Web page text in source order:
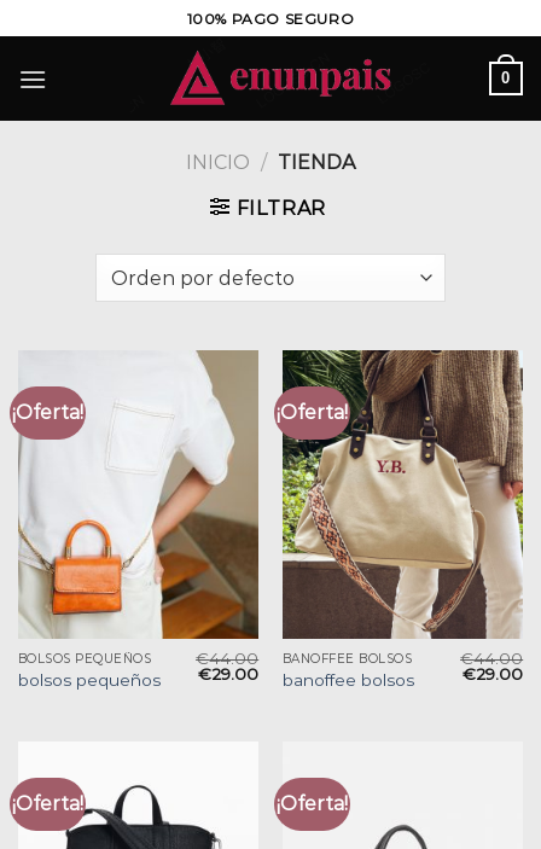
al
contenido
100% PAGO SEGURO
0
INICIO / TIENDA
FILTRAR
¡Oferta!
BOLSOS PEQUEÑOS
bolsos pequeños
€44.00
€29.00
¡Oferta!
BANOFFEE BOLSOS
banoffee bolsos
€44.00
€29.00
¡Oferta! ¡Oferta!